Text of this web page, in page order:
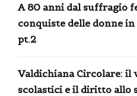
A 80 anni dal suffragio
conquiste delle donne in
pt.2
Valdichiana Circolare: il
scolastici e il diritto allo